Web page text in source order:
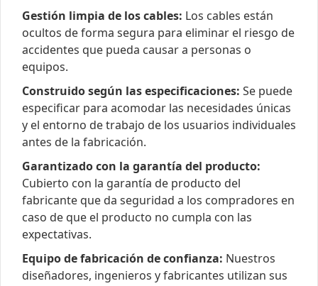
Gestión limpia de los cables: Los cables están
ocultos de forma segura para eliminar el riesgo de
accidentes que pueda causar a personas o
equipos.
Construido según las especificaciones: Se puede
especificar para acomodar las necesidades únicas
y el entorno de trabajo de los usuarios individuales
antes de la fabricación.
Garantizado con la garantía del producto:
Cubierto con la garantía de producto del
fabricante que da seguridad a los compradores en
caso de que el producto no cumpla con las
expectativas.
Equipo de fabricación de confianza: Nuestros
diseñadores, ingenieros y fabricantes utilizan sus